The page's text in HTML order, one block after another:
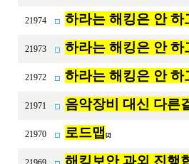
21974 하라는 해킹은 안 하
21973 하라는 해킹은 안 하
21972 하라는 해킹은 안 하
21971 음악장비 대신 다른
21970 로드맵 [2]
해킹보안 과외 진행